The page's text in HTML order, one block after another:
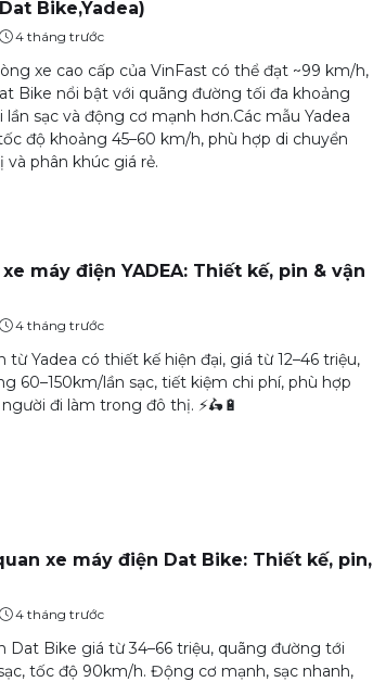
Bike,Yadea)
4 tháng trước
xe cao cấp của VinFast có thể đạt ~99 km/h,
Bike nổi bật với quãng đường tối đa khoảng
sạc và động cơ mạnh hơn.Các mẫu Yadea
độ khoảng 45–60 km/h, phù hợp di chuyển
phân khúc giá rẻ.
xe máy điện YADEA: Thiết kế, pin & vận
4 tháng trước
từ Yadea có thiết kế hiện đại, giá từ 12–46 triệu,
60–150km/lần sạc, tiết kiệm chi phí, phù hợp
đi làm trong đô thị. ⚡🛵🔋
xe máy điện Dat Bike: Thiết kế, pin,
4 tháng trước
Dat Bike giá từ 34–66 triệu, quãng đường tới
tốc độ 90km/h. Động cơ mạnh, sạc nhanh,